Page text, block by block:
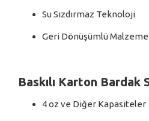
Su Sızdırmaz Teknoloji
Geri Dönüşümlü Malzeme
Baskılı Karton Bardak
4 oz ve Diğer Kapasiteler